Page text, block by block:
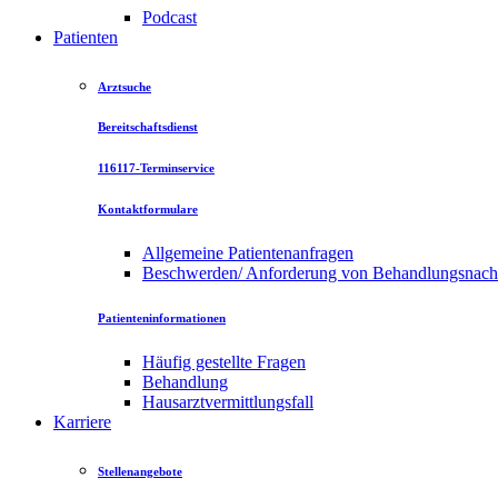
Podcast
Patienten
Arztsuche
Bereitschaftsdienst
116117-Terminservice
Kontaktformulare
Allgemeine Patientenanfragen
Beschwerden/ Anforderung von
Patienteninformationen
Häufig gestellte Fragen
Behandlung
Hausarztvermittlungsfall
Karriere
Stellenangebote